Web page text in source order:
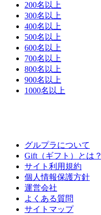
200名以上
300名以上
400名以上
500名以上
600名以上
700名以上
800名以上
900名以上
1000名以上
グルプラについて
Gift（ギフト）とは？
サイト利用規約
個人情報保護方針
運営会社
よくある質問
サイトマップ